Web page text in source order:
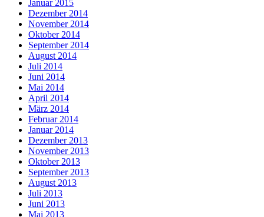
Januar 2015
Dezember 2014
November 2014
Oktober 2014
September 2014
August 2014
Juli 2014
Juni 2014
Mai 2014
April 2014
März 2014
Februar 2014
Januar 2014
Dezember 2013
November 2013
Oktober 2013
September 2013
August 2013
Juli 2013
Juni 2013
Mai 2013